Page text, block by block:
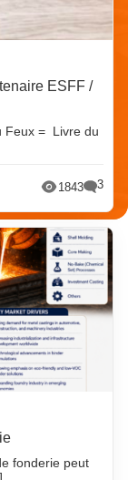
ESFF /
Feux = Livre du
1843 3
fonderie peut